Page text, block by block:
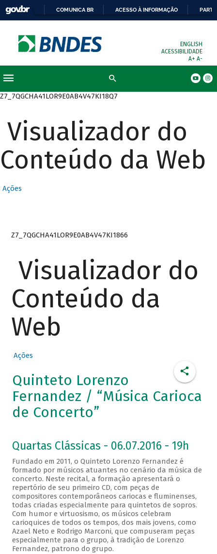
COMUNICA BR ACESSO À INFORMAÇÃO
ENGLISH
ACESSIBILIDADE
A+ A-
Z7_7QGCHA41LOR9E0AB4V47KI18Q7
Visualizador do
Conteúdo da Web
Ações
Z7_7QGCHA41LOR9E0AB4V47KI1866
Visualizador do
Conteúdo da
Web
Ações
Quinteto Lorenzo
Fernandez / “Música Carioca
de Concerto”
Quartas Clássicas - 06.07.2016 - 19h
Fundado em 2011, o Quinteto Lorenzo Fernandez é
formado por músicos atuantes no cenário da música de
concerto. Neste recital, a formação apresentará o
repertório de seu primeiro CD, com peças de
compositores contemporâneos cariocas e fluminenses,
todas criadas especialmente para quintetos de sopros.
Com humor e virtuosismo, os músicos celebram
carioquices de todos os tempos, dos mais jovens, como
Azael Neto e Rodrigo Marconi, que compuseram peças
especialmente para o grupo, à tradição de Lorenzo
Fernandez, patrono do grupo.